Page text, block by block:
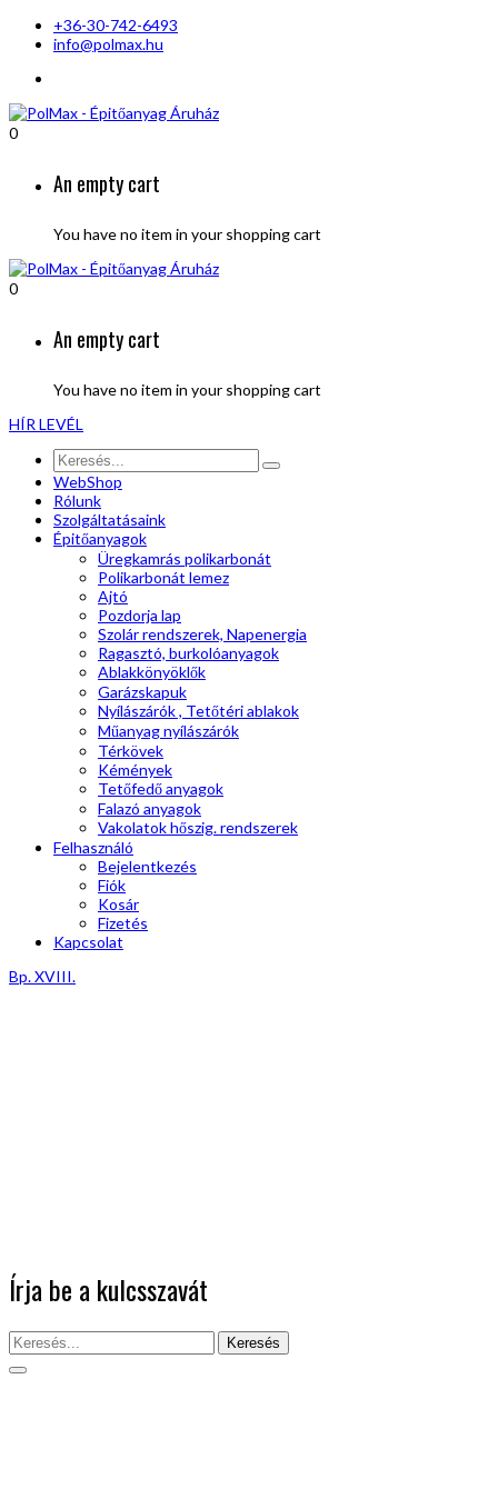
+36-30-742-6493
info@polmax.hu
0
An empty cart
You have no item in your shopping cart
0
An empty cart
You have no item in your shopping cart
HÍR LEVÉL
WebShop
Rólunk
Szolgáltatásaink
Épitőanyagok
Üregkamrás polikarbonát
Polikarbonát lemez
Ajtó
Pozdorja lap
Szolár rendszerek, Napenergia
Ragasztó, burkolóanyagok
Ablakkönyöklők
Garázskapuk
Nyílászárók , Tetőtéri ablakok
Műanyag nyílászárók
Térkövek
Kémények
Tetőfedő anyagok
Falazó anyagok
Vakolatok hőszig. rendszerek
Felhasználó
Bejelentkezés
Fiók
Kosár
Fizetés
Kapcsolat
Bp. XVIII.
Írja be a kulcsszavát
Keresés